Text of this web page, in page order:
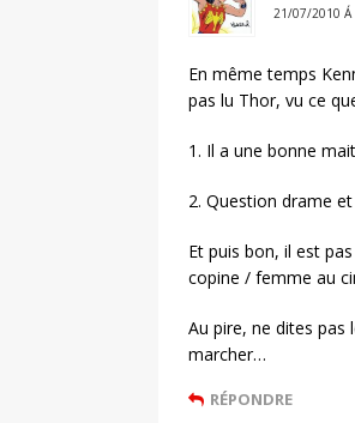
21/07/2010 Á
En même temps
pas lu Thor, vu ce
1. Il a une bonne
2. Question drame
Et puis bon, il est
copine / femme au
Au pire, ne dites pas
marcher…
RÉPONDRE